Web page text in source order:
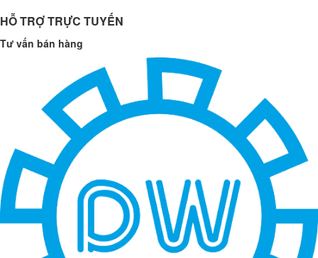
HỖ TRỢ TRỰC TUYẾN
Tư vấn bán hàng